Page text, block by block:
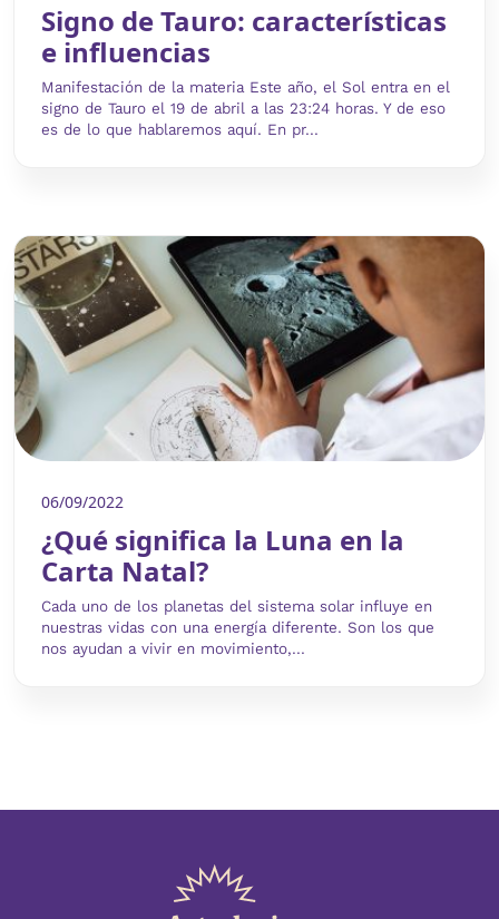
Signo de Tauro: características
e influencias
Manifestación de la materia Este año, el Sol entra en el
signo de Tauro el 19 de abril a las 23:24 horas. Y de eso
es de lo que hablaremos aquí. En pr...
06/09/2022
¿Qué significa la Luna en la
Carta Natal?
Cada uno de los planetas del sistema solar influye en
nuestras vidas con una energía diferente. Son los que
nos ayudan a vivir en movimiento,...